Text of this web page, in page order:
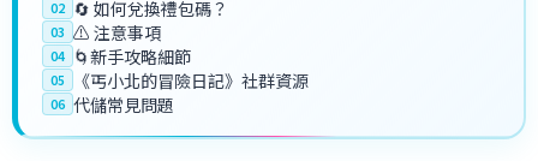
02 🔄 如何兌換禮包碼？
03 ⚠️ 注意事項
04 🌀新手攻略細節
05 《丐小北的冒險日記》社群資源
06 代儲常見問題